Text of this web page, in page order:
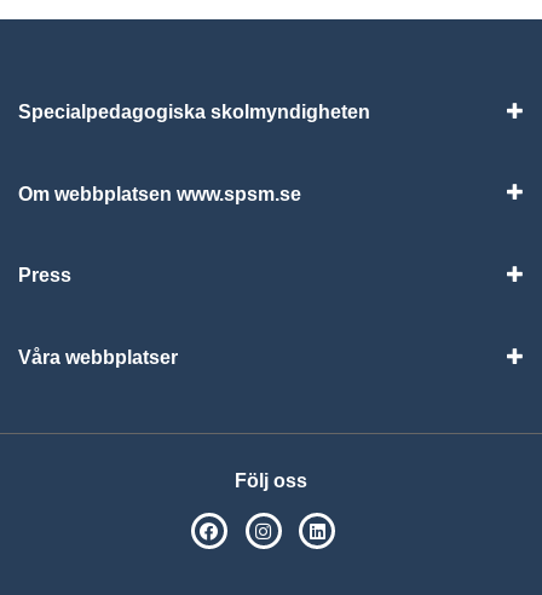
Specialpedagogiska skolmyndigheten
Om webbplatsen www.spsm.se
Press
Våra webbplatser
Följ oss
SPSM på Facebook
SPSM på Instagram